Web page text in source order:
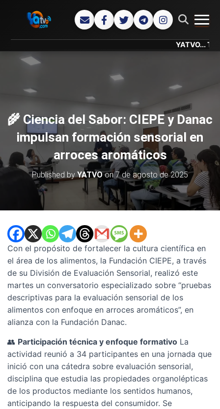
YATVO... Tu
🌾 Ciencia del Sabor: CIEPE y Danac
impulsan formación sensorial en
arroces aromáticos
Published byYATVOon7 de agosto de 2025
Con el propósito de fortalecer la cultura científica en
el área de los alimentos, la Fundación CIEPE, a través
de su División de Evaluación Sensorial, realizó este
martes un conversatorio especializado sobre “pruebas
descriptivas para la evaluación sensorial de los
alimentos con enfoque en arroces aromáticos”, en
alianza con la Fundación Danac.
👥 Participación técnica y enfoque formativo La
actividad reunió a 34 participantes en una jornada que
inició con una cátedra sobre evaluación sensorial,
disciplina que estudia las propiedades organolépticas
de los productos mediante los sentidos humanos,
anticipando la respuesta del consumidor. Se